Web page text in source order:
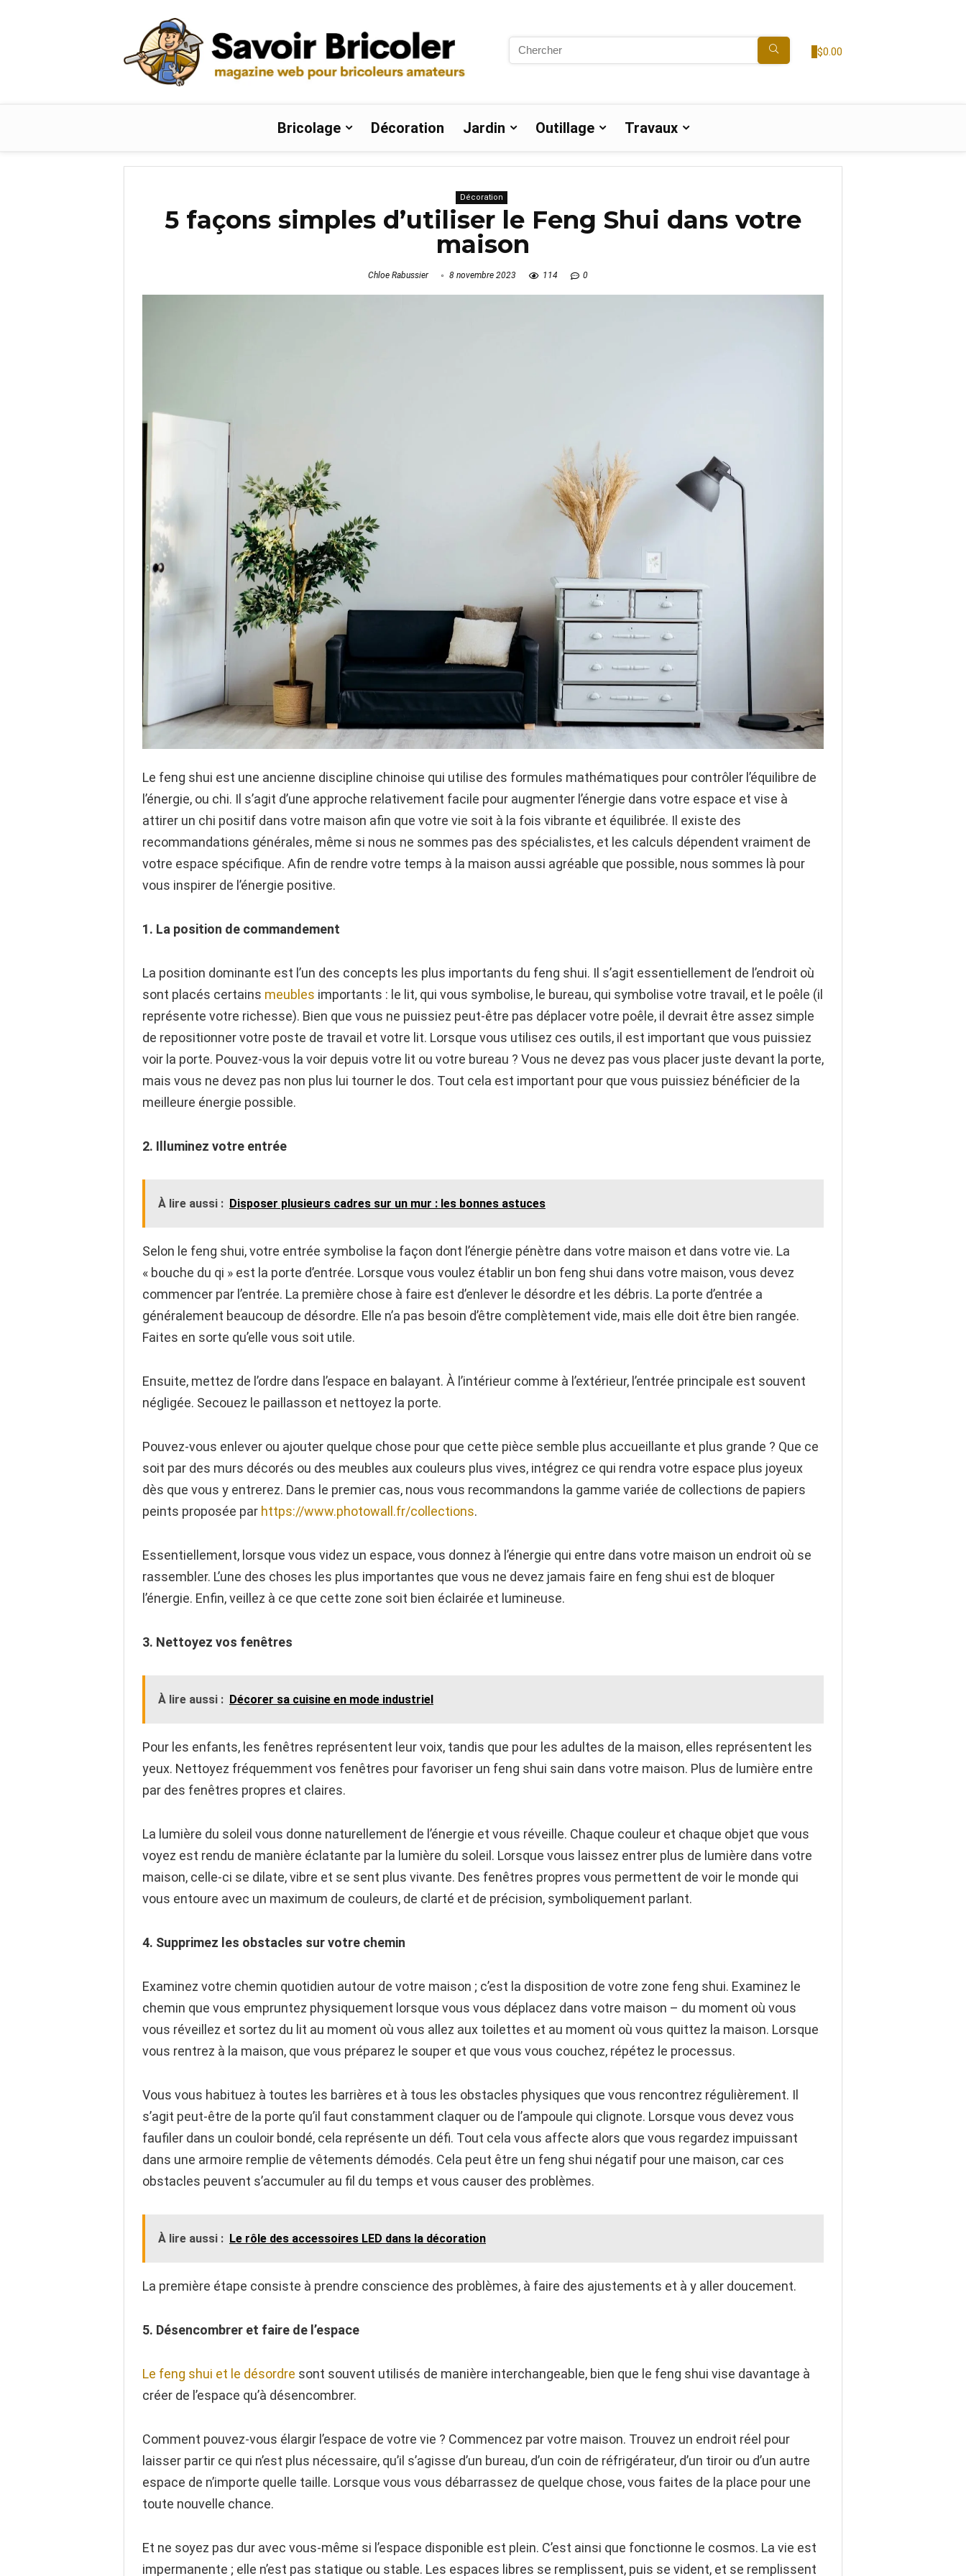
Search
for:
$0.00
Bricolage Décoration Jardin Outillage Travaux
Décoration
5 façons simples d’utiliser le Feng Shui dans votre
maison
Chloe Rabussier 8 novembre 2023 114 0
Le feng shui est une ancienne discipline chinoise qui utilise des formules mathématiques pour contrôler l’équilibre de
l’énergie, ou chi. Il s’agit d’une approche relativement facile pour augmenter l’énergie dans votre espace et vise à
attirer un chi positif dans votre maison afin que votre vie soit à la fois vibrante et équilibrée. Il existe des
recommandations générales, même si nous ne sommes pas des spécialistes, et les calculs dépendent vraiment de
votre espace spécifique. Afin de rendre votre temps à la maison aussi agréable que possible, nous sommes là pour
vous inspirer de l’énergie positive.
1. La position de commandement
La position dominante est l’un des concepts les plus importants du feng shui. Il s’agit essentiellement de l’endroit où
sont placés certains meubles importants : le lit, qui vous symbolise, le bureau, qui symbolise votre travail, et le poêle (il
représente votre richesse). Bien que vous ne puissiez peut-être pas déplacer votre poêle, il devrait être assez simple
de repositionner votre poste de travail et votre lit. Lorsque vous utilisez ces outils, il est important que vous puissiez
voir la porte. Pouvez-vous la voir depuis votre lit ou votre bureau ? Vous ne devez pas vous placer juste devant la porte,
mais vous ne devez pas non plus lui tourner le dos. Tout cela est important pour que vous puissiez bénéficier de la
meilleure énergie possible.
2. Illuminez votre entrée
À lire aussi : Disposer plusieurs cadres sur un mur : les bonnes astuces
Selon le feng shui, votre entrée symbolise la façon dont l’énergie pénètre dans votre maison et dans votre vie. La
« bouche du qi » est la porte d’entrée. Lorsque vous voulez établir un bon feng shui dans votre maison, vous devez
commencer par l’entrée. La première chose à faire est d’enlever le désordre et les débris. La porte d’entrée a
généralement beaucoup de désordre. Elle n’a pas besoin d’être complètement vide, mais elle doit être bien rangée.
Faites en sorte qu’elle vous soit utile.
Ensuite, mettez de l’ordre dans l’espace en balayant. À l’intérieur comme à l’extérieur, l’entrée principale est souvent
négligée. Secouez le paillasson et nettoyez la porte.
Pouvez-vous enlever ou ajouter quelque chose pour que cette pièce semble plus accueillante et plus grande ? Que ce
soit par des murs décorés ou des meubles aux couleurs plus vives, intégrez ce qui rendra votre espace plus joyeux
dès que vous y entrerez. Dans le premier cas, nous vous recommandons la gamme variée de collections de papiers
peints proposée par https://www.photowall.fr/collections.
Essentiellement, lorsque vous videz un espace, vous donnez à l’énergie qui entre dans votre maison un endroit où se
rassembler. L’une des choses les plus importantes que vous ne devez jamais faire en feng shui est de bloquer
l’énergie. Enfin, veillez à ce que cette zone soit bien éclairée et lumineuse.
3. Nettoyez vos fenêtres
À lire aussi : Décorer sa cuisine en mode industriel
Pour les enfants, les fenêtres représentent leur voix, tandis que pour les adultes de la maison, elles représentent les
yeux. Nettoyez fréquemment vos fenêtres pour favoriser un feng shui sain dans votre maison. Plus de lumière entre
par des fenêtres propres et claires.
La lumière du soleil vous donne naturellement de l’énergie et vous réveille. Chaque couleur et chaque objet que vous
voyez est rendu de manière éclatante par la lumière du soleil. Lorsque vous laissez entrer plus de lumière dans votre
maison, celle-ci se dilate, vibre et se sent plus vivante. Des fenêtres propres vous permettent de voir le monde qui
vous entoure avec un maximum de couleurs, de clarté et de précision, symboliquement parlant.
4. Supprimez les obstacles sur votre chemin
Examinez votre chemin quotidien autour de votre maison ; c’est la disposition de votre zone feng shui. Examinez le
chemin que vous empruntez physiquement lorsque vous vous déplacez dans votre maison – du moment où vous
vous réveillez et sortez du lit au moment où vous allez aux toilettes et au moment où vous quittez la maison. Lorsque
vous rentrez à la maison, que vous préparez le souper et que vous vous couchez, répétez le processus.
Vous vous habituez à toutes les barrières et à tous les obstacles physiques que vous rencontrez régulièrement. Il
s’agit peut-être de la porte qu’il faut constamment claquer ou de l’ampoule qui clignote. Lorsque vous devez vous
faufiler dans un couloir bondé, cela représente un défi. Tout cela vous affecte alors que vous regardez impuissant
dans une armoire remplie de vêtements démodés. Cela peut être un feng shui négatif pour une maison, car ces
obstacles peuvent s’accumuler au fil du temps et vous causer des problèmes.
À lire aussi : Le rôle des accessoires LED dans la décoration
La première étape consiste à prendre conscience des problèmes, à faire des ajustements et à y aller doucement.
5. Désencombrer et faire de l’espace
Le feng shui et le désordre sont souvent utilisés de manière interchangeable, bien que le feng shui vise davantage à
créer de l’espace qu’à désencombrer.
Comment pouvez-vous élargir l’espace de votre vie ? Commencez par votre maison. Trouvez un endroit réel pour
laisser partir ce qui n’est plus nécessaire, qu’il s’agisse d’un bureau, d’un coin de réfrigérateur, d’un tiroir ou d’un autre
espace de n’importe quelle taille. Lorsque vous vous débarrassez de quelque chose, vous faites de la place pour une
toute nouvelle chance.
Et ne soyez pas dur avec vous-même si l’espace disponible est plein. C’est ainsi que fonctionne le cosmos. La vie est
impermanente ; elle n’est pas statique ou stable. Les espaces libres se remplissent, puis se vident, et se remplissent